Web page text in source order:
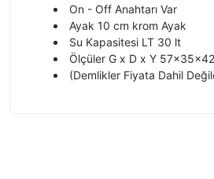
On - Off Anahtarı Var
Ayak 10 cm krom Ayak
Su Kapasitesi LT 30 lt
Ölçüler G x D x Y
(Demlikler Fiyata Dahil De